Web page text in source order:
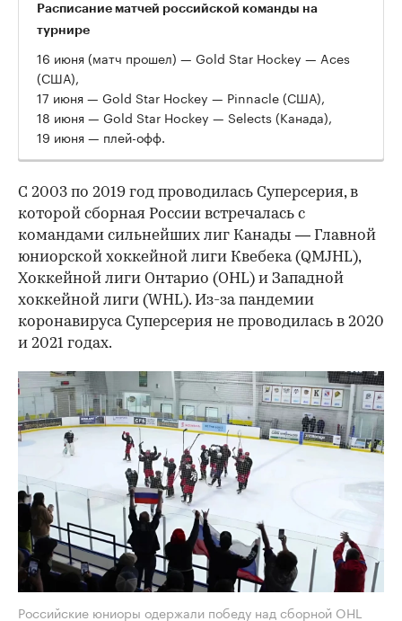
Расписание матчей российской команды на
турнире
16 июня (матч прошел) — Gold Star Hockey — Aces
(США),
17 июня — Gold Star Hockey — Pinnacle (США),
18 июня — Gold Star Hockey — Selects (Канада),
19 июня — плей-офф.
С 2003 по 2019 год проводилась Суперсерия, в
которой сборная России встречалась с
командами сильнейших лиг Канады — Главной
юниорской хоккейной лиги Квебека (QMJHL),
Хоккейной лиги Онтарио (OHL) и Западной
хоккейной лиги (WHL). Из-за пандемии
коронавируса Суперсерия не проводилась в 2020
и 2021 годах.
Российские юниоры одержали победу над сборной OHL